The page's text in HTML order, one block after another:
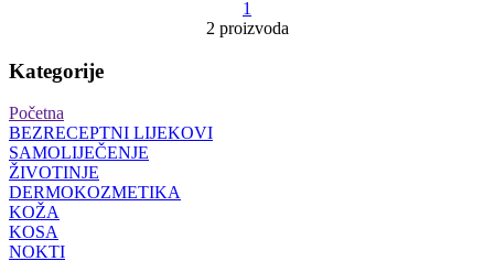
1
2 proizvoda
Kategorije
Početna
BEZRECEPTNI LIJEKOVI
SAMOLIJEČENJE
ŽIVOTINJE
DERMOKOZMETIKA
KOŽA
KOSA
NOKTI